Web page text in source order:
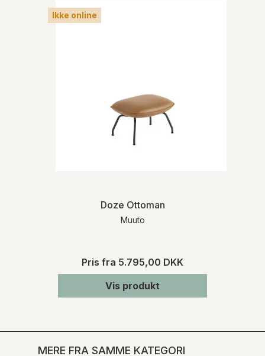
Ikke online
Doze Ottoman
Muuto
Pris fra 5.795,00 DKK
Vis produkt
MERE FRA SAMME KATEGORI